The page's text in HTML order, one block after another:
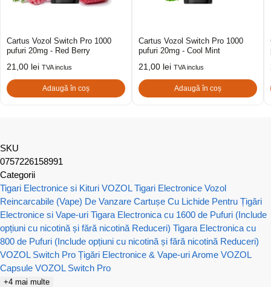
Cartus Vozol Switch Pro 1000
pufuri 20mg - Red Berry
21,00 lei TVA inclus
Adaugă în coș
Cartus Vozol Switch Pro 1000
pufuri 20mg - Cool Mint
21,00 lei TVA inclus
Adaugă în coș
SKU
0757226158991
Categorii
Tigari Electronice si Kituri VOZOL Tigari Electronice Vozol
Reincarcabile (Vape) De Vanzare Cartușe Cu Lichide Pentru Țigări
Electronice si Vape-uri Tigara Electronica cu 1600 de Pufuri (Include
opțiuni cu nicotină și fără nicotină Reduceri) Tigara Electronica cu
800 de Pufuri (Include opțiuni cu nicotină și fără nicotină Reduceri)
VOZOL Switch Pro Țigări Electronice & Vape-uriArome VOZOL
Capsule VOZOL Switch Pro
+4 mai multe